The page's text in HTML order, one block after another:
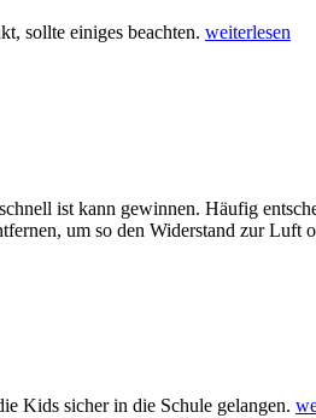
sollte einiges beachten. weiterlesen
ist kann gewinnen. Häufig
um so den Widerstand zur
Kids sicher in die Schule gelangen.